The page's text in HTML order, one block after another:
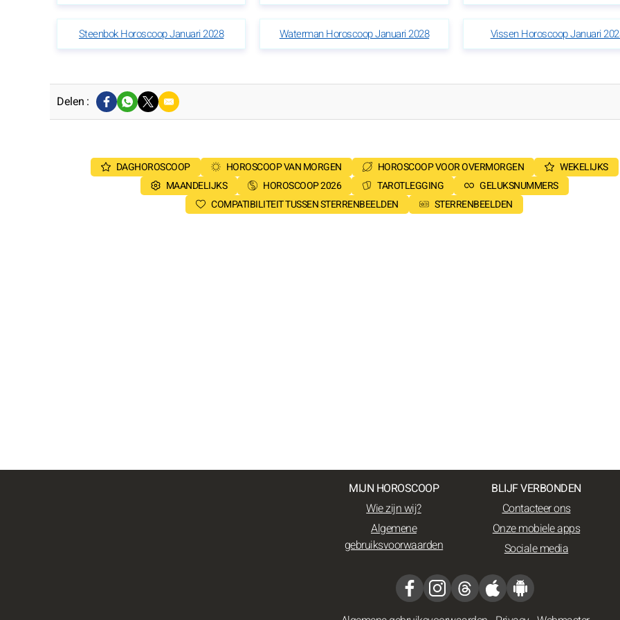
Steenbok Horoscoop Januari 2028 Waterman Horoscoop Januari 2028 Vissen Horoscoop Januari
Delen :
DAGHOROSCOOP HOROSCOOP VAN MORGEN HOROSCOOP VOOR OVERMORGEN
WEKELIJKS
MAANDELIJKS
HOROSCOOP 2026 TAROTLEGGING
GELUKSNUMMERS
COMPATIBILITEIT TUSSEN STERRENBEELDEN
STERRENBEELDEN
MIJN HOROSCOOP
Wie zijn wij?
Algemene
gebruiksvoorwaarden
BLIJF VERBONDEN
Contacteer ons
Onze mobiele apps
Sociale media